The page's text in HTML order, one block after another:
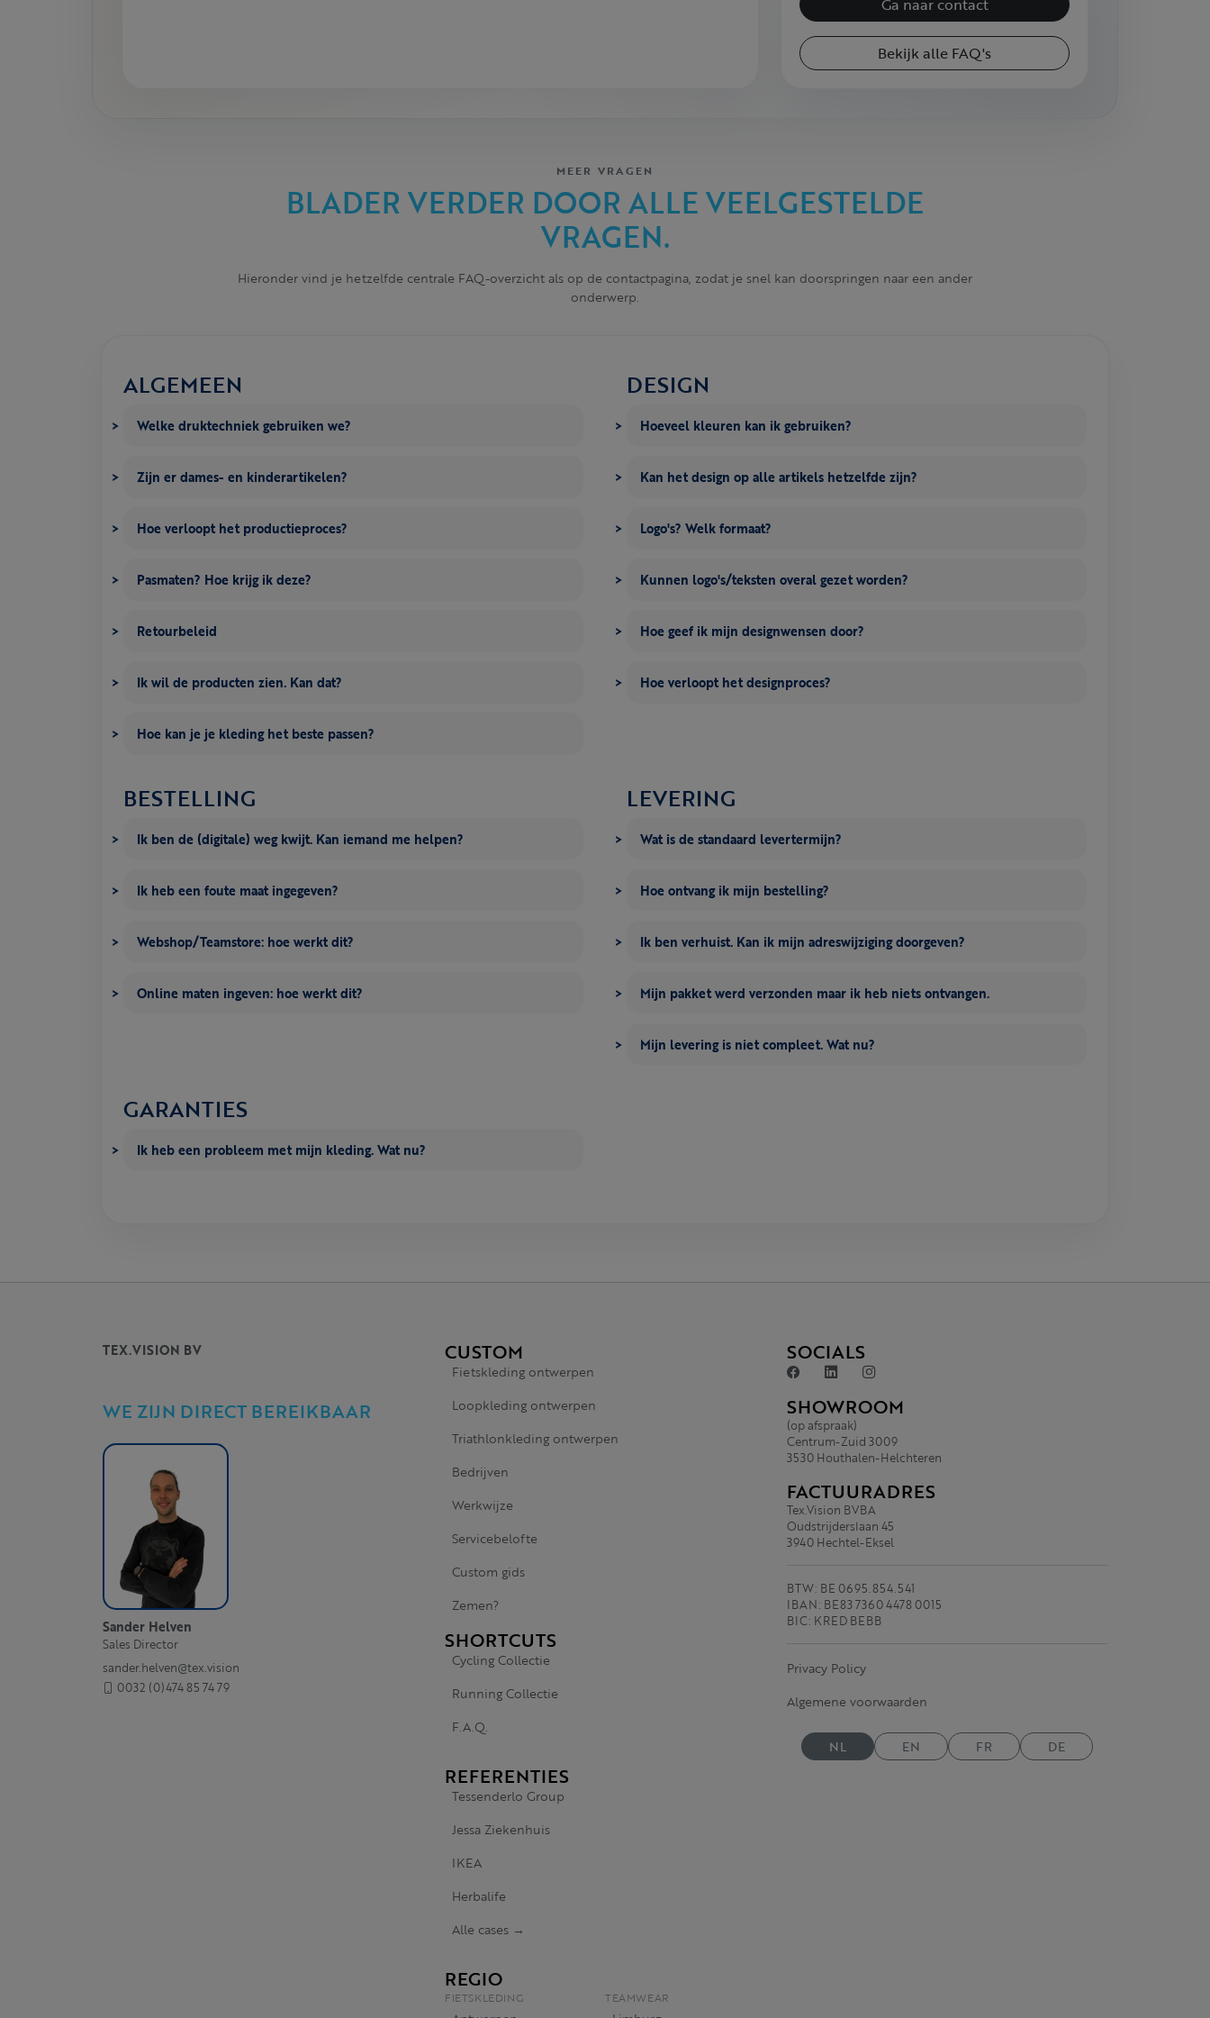
Ga naar contact
Bekijk alle FAQ's
MEER VRAGEN
BLADER VERDER DOOR ALLE VEELGESTELDE
VRAGEN.
Hieronder vind je hetzelfde centrale FAQ-overzicht als op de contactpagina, zodat je snel kan doorspringen naar een ander
onderwerp.
ALGEMEEN
Welke druktechniek gebruiken we?
Zijn er dames- en kinderartikelen?
Hoe verloopt het productieproces?
Pasmaten? Hoe krijg ik deze?
Retourbeleid
Ik wil de producten zien. Kan dat?
Hoe kan je je kleding het beste passen?
DESIGN
Hoeveel kleuren kan ik gebruiken?
Kan het design op alle artikels hetzelfde zijn?
Logo's? Welk formaat?
Kunnen logo's/teksten overal gezet worden?
Hoe geef ik mijn designwensen door?
Hoe verloopt het designproces?
BESTELLING
Ik ben de (digitale) weg kwijt. Kan iemand me helpen?
Ik heb een foute maat ingegeven?
Webshop/Teamstore: hoe werkt dit?
Online maten ingeven: hoe werkt dit?
LEVERING
Wat is de standaard levertermijn?
Hoe ontvang ik mijn bestelling?
Ik ben verhuist. Kan ik mijn adreswijziging doorgeven?
Mijn pakket werd verzonden maar ik heb niets ontvangen.
Mijn levering is niet compleet. Wat nu?
GARANTIES
Ik heb een probleem met mijn kleding. Wat nu?
TEX.VISION BV
WE ZIJN DIRECT BEREIKBAAR
Sander Helven
Sales Director
sander.helven@tex.vision
0032 (0)474 85 74 79
CUSTOM
Fietskleding ontwerpen
Loopkleding ontwerpen
Triathlonkleding ontwerpen
Bedrijven
Werkwijze
Servicebelofte
Custom gids
Zemen?
SHORTCUTS
Cycling Collectie
Running Collectie
F.A.Q.
REFERENTIES
Tessenderlo Group
Jessa Ziekenhuis
IKEA
Herbalife
Alle cases →
REGIO
FIETSKLEDING TEAMWEAR
SOCIALS
SHOWROOM
(op afspraak)
Centrum-Zuid 3009
3530 Houthalen-Helchteren
FACTUURADRES
Tex.Vision BVBA
Oudstrijderslaan 45
3940 Hechtel-Eksel
BTW: BE 0695.854.541
IBAN: BE83 7360 4478 0015
BIC: KRED BEBB
Privacy Policy
Algemene voorwaarden
NL EN FR DE